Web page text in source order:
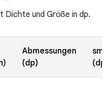
Dichte und Größe in dp.
Abmessungen
(dp)
(dp)